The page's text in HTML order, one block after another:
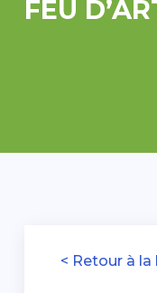
FEU
< Retour à la